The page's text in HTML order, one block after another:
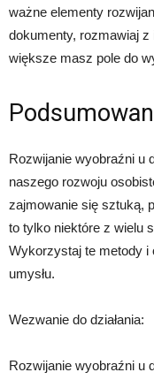
ważne elementy
dokumenty, rozmawiaj
większe masz pole do
Rozwijanie wyobraźni u
naszego rozwoju
zajmowanie się sztuką,
to tylko niektóre z wielu
Wykorzystaj te metody i
umysłu.
Wezwanie do działania:
Rozwijanie wyobraźni u